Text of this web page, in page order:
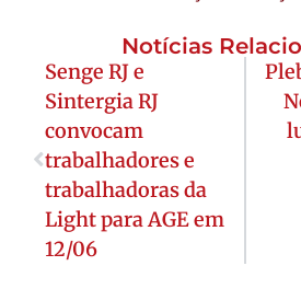
Notícias
Senge RJ e
Sintergia RJ
convocam
trabalhadores e
trabalhadoras da
Light para AGE em
12/06